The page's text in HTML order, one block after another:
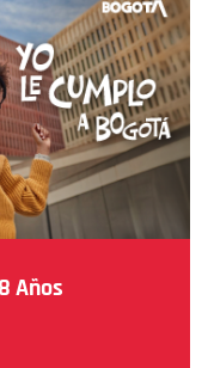
Años